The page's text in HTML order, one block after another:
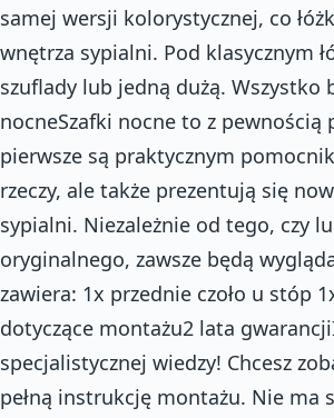
samej wersji kolorystycznej, co
wnętrza sypialni. Pod klasycznym
szuflady lub jedną dużą. Wszystko
nocneSzafki nocne to z
pierwsze są praktycznym
rzeczy, ale także prezentują się
sypialni. Niezależnie od tego, czy
oryginalnego, zawsze będą
zawiera: 1x przednie czoło u stóp
dotyczące montażu2 lata
specjalistycznej wiedzy! Chcesz
pełną instrukcję montażu. Nie ma